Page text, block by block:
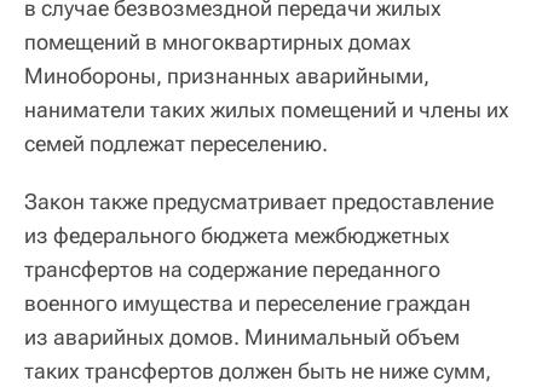
в случае безвозмездной передачи жилых
помещений в многоквартирных домах
Минобороны, признанных аварийными,
наниматели таких жилых помещений и члены их
семей подлежат переселению.
Закон также предусматривает предоставление
из федерального бюджета межбюджетных
трансфертов на содержание переданного
военного имущества и переселение граждан
из аварийных домов. Минимальный объем
таких трансфертов должен быть не ниже сумм,